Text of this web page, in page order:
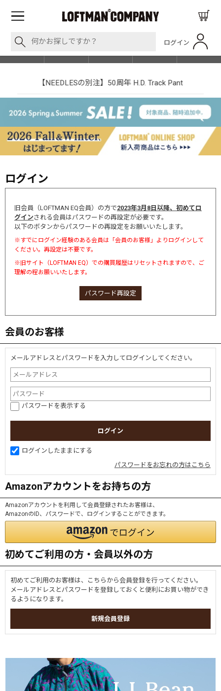
ログイン
SHOP LIST
【NEEDLESの別注】50周年 H.D. Track Pant
ログイン
旧会員（LOFTMAN EQ会員）の方で2023年3月8日以降、初めてロ
グインされる会員はパスワードの再設定が必要です。
以下のボタンからパスワードの再設定をお願いいたします。
※すでにログイン経験のある会員は「会員のお客様」よりログインして
ください。再設定は不要です。
※旧サイト（LOFTMAN EQ）での購買履歴はリセットされますので、ご
理解の程お願いいたします。
パスワード再設定
会員のお客様
メールアドレスとパスワードを入力してログインしてください。
パスワードを表示する
ログインしたままにする
パスワードをお忘れの方はこちら
Amazonアカウントをお持ちの方
Amazonアカウントを利用して会員登録されたお客様は、
AmazonのID、パスワードで、ログインすることができます。
初めてご利用の方・会員以外の方
初めてご利用のお客様は、こちらから会員登録を行ってください。
メールアドレスとパスワードを登録しておくと便利にお買い物ができ
るようになります。